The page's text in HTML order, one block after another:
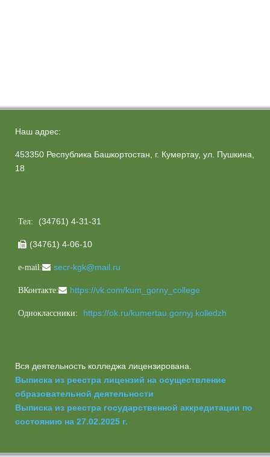
Наш адрес:
453350 Республика Башкортостан, г. Кумертау, ул. Пушкина,
18
Тел: (34761) 4-31-31
 (34761) 4-06-10
e-mail: secr-kgk@mail.ru
ВКонтакте: https://vk.com/kum_gorny_college
Одноклассники: https://ok.ru/kumertau.gornyj.kolledzh
Вся деятельность колледжа лицензирована.
Выписка из реестра лицензий на осуществление
образовательной деятельности
Выписка из реестра государственной аккредитации по
состоянию на 27.02.2025 г.